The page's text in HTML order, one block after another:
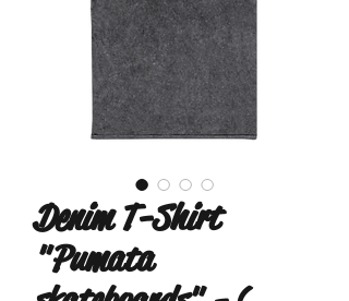
Denim T-Shirt
"Pumata